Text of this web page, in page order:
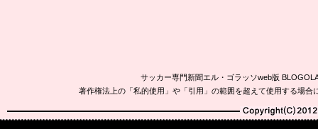
サッカー専門新聞エル・ゴラッソweb版
著作権法上の「私的使用」や「引用」の範囲を超えて使用する場
Copyright(C)2010-